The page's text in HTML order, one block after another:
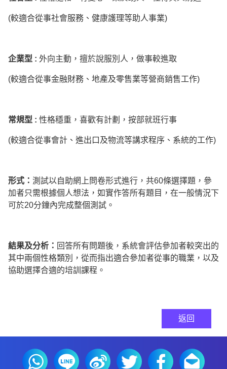
(較適合從事社會服務、健康護理等助人事業)
企業型 : 外向主動，擅於說服別人，做事較進取
(較適合從事金融財務、地產及零售業等營商銷售工作)
常規型 : 性格穩重，喜歡有計劃，按部就班行事
(較適合從事會計、進出口及物流等講求程序、系統的工作)
形式： 測試以自助網上問卷形式進行，共60條選擇題，參
加者只需根據個人想法，如實作答所有題目，在一般情況下
可於20分鐘內完成整個測試。
結果及分析： 回答所有問題後，系統會評估參加者較突出的
其中兩個性格類別，從而指出適合參加者從事的職業，以及
協助選擇合適的培訓課程。
返回